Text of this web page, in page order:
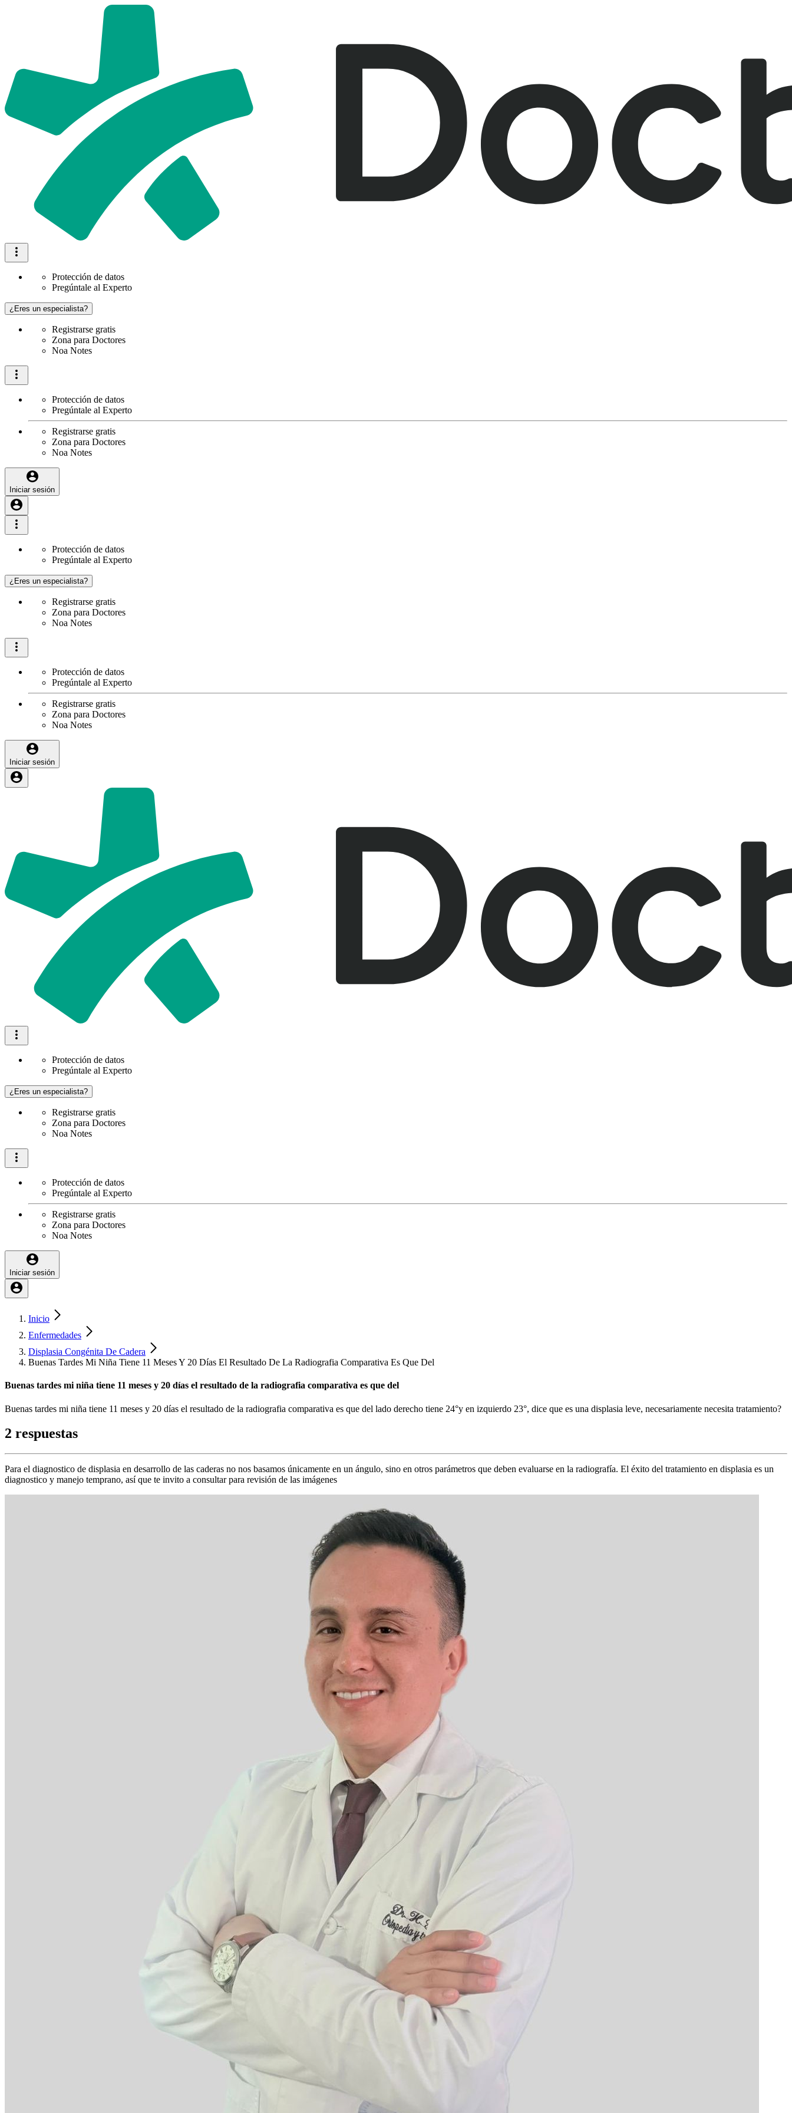
Protección de datos
Pregúntale al Experto
¿Eres un especialista?
Registrarse gratis
Zona para Doctores
Noa Notes
Protección de datos
Pregúntale al Experto
Registrarse gratis
Zona para Doctores
Noa Notes
Iniciar sesión
Protección de datos
Pregúntale al Experto
¿Eres un especialista?
Registrarse gratis
Zona para Doctores
Noa Notes
Protección de datos
Pregúntale al Experto
Registrarse gratis
Zona para Doctores
Noa Notes
Iniciar sesión
Protección de datos
Pregúntale al Experto
¿Eres un especialista?
Registrarse gratis
Zona para Doctores
Noa Notes
Protección de datos
Pregúntale al Experto
Registrarse gratis
Zona para Doctores
Noa Notes
Iniciar sesión
Inicio
Enfermedades
Displasia Congénita De Cadera
Buenas Tardes Mi Niña Tiene 11 Meses Y 20 Días El Resultado De La Radiografia Comparativa Es Que Del
Buenas tardes mi niña tiene 11 meses y 20 días el resultado de la radiografia comparativa es que del
Buenas tardes mi niña tiene 11 meses y 20 días el resultado de la radiografia comparativa es que del lado derecho tiene 24°y en izquierdo 23°, dice que es una displasia leve, necesariamente necesita tratamiento?
2 respuestas
Para el diagnostico de displasia en desarrollo de las caderas no nos basamos únicamente en un ángulo, sino en otros parámetros que deben evaluarse en la radiografía. El éxito del tratamiento en displasia es un
diagnostico y manejo temprano, así que te invito a consultar para revisión de las imágenes